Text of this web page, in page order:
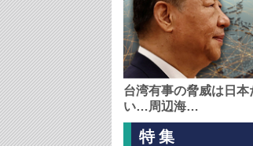
台湾有事の脅威は日本
い…周辺海…
特集